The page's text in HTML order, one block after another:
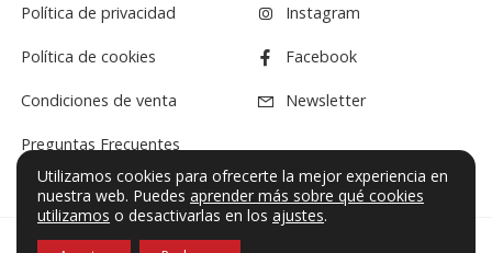
Política de privacidad
Política de cookies
Condiciones de venta
Preguntas Frecuentes
Instagram
Facebook
Newsletter
Utilizamos cookies para ofrecerte la mejor experiencia en
nuestra web. Puedes aprender más sobre qué cookies
utilizamos o desactivarlas en los ajustes.